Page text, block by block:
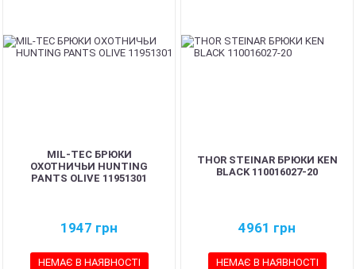
MIL-TEC БРЮКИ
ОХОТНИЧЬИ HUNTING
PANTS OLIVE 11951301
1947 грн
НЕМАЄ В НАЯВНОСТІ
THOR STEINAR БРЮКИ KEN
BLACK 110016027-20
4961 грн
НЕМАЄ В НАЯВНОСТІ